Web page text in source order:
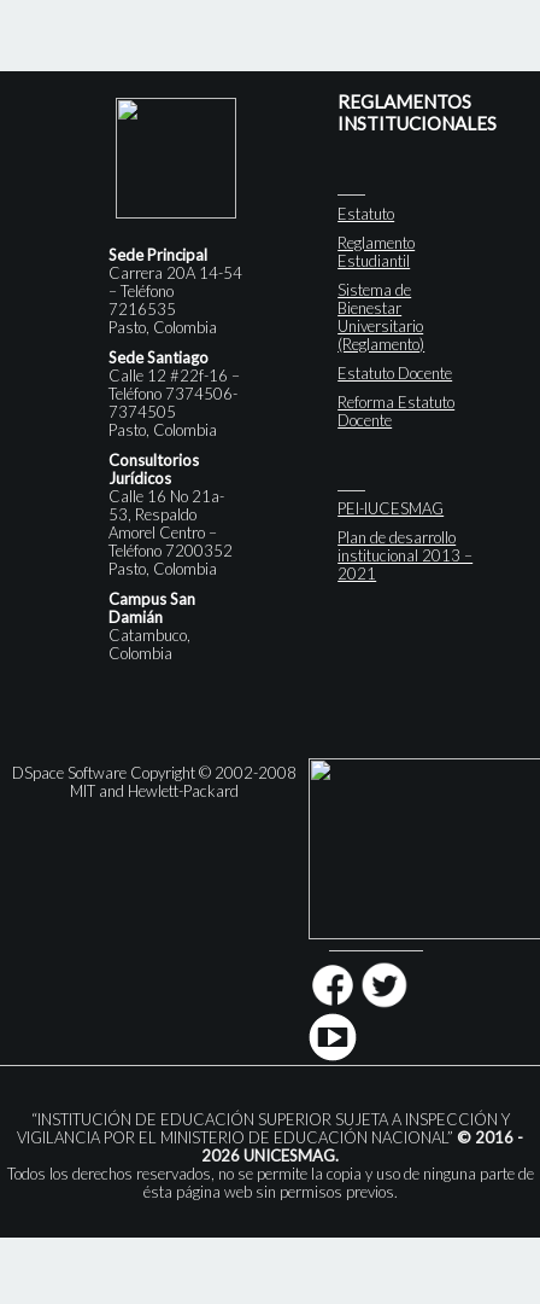
Sede Principal
Carrera 20A 14-54
– Teléfono
7216535
Pasto, Colombia
Sede Santiago
Calle 12 #22f-16 –
Teléfono 7374506-
7374505
Pasto, Colombia
Consultorios
Jurídicos
Calle 16 No 21a-
53, Respaldo
Amorel Centro –
Teléfono 7200352
Pasto, Colombia
Campus San
Damián
Catambuco,
Colombia
REGLAMENTOS
INSTITUCIONALES
Estatuto
Reglamento
Estudiantil
Sistema de
Bienestar
Universitario
(Reglamento)
Estatuto Docente
Reforma Estatuto
Docente
PEI-IUCESMAG
Plan de desarrollo
institucional 2013 –
2021
DSpace Software Copyright © 2002-2008
MIT and Hewlett-Packard
“INSTITUCIÓN DE EDUCACIÓN SUPERIOR SUJETA A INSPECCIÓN Y
VIGILANCIA POR EL MINISTERIO DE EDUCACIÓN NACIONAL” © 2016 -
2026 UNICESMAG.
Todos los derechos reservados, no se permite la copia y uso de ninguna parte de
ésta página web sin permisos previos.